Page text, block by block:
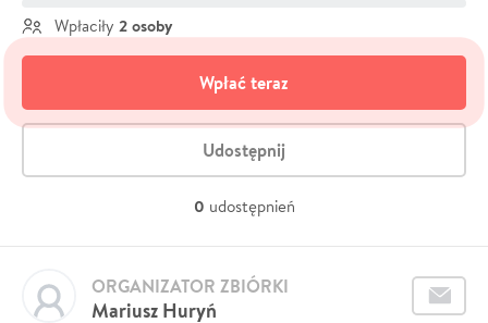
Wpłaciły 2 osoby
Wpłać teraz
Udostępnij
0 udostępnień
Mariusz Huryń
ORGANIZATOR ZBIÓRKI